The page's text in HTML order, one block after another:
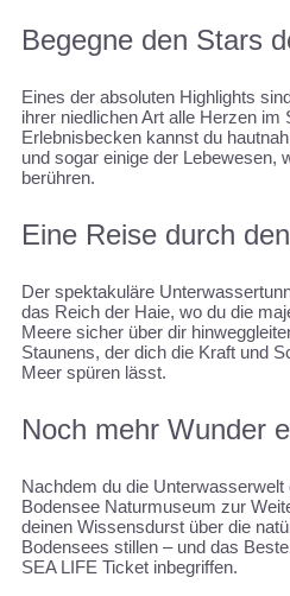
Begegne den Stars
Eines der absoluten Highlights
ihrer niedlichen Art alle Herzen im
Erlebnisbecken kannst du
und sogar einige der Lebewesen,
berühren.
Eine Reise durch
Der spektakuläre
das Reich der Haie, wo du die
Meere sicher über dir
Staunens, der dich die Kraft und
Meer spüren lässt.
Noch mehr Wunder
Nachdem du die
Bodensee Naturmuseum zur
deinen Wissensdurst über die
Bodensees stillen – und das
SEA LIFE Ticket inbegriffen.